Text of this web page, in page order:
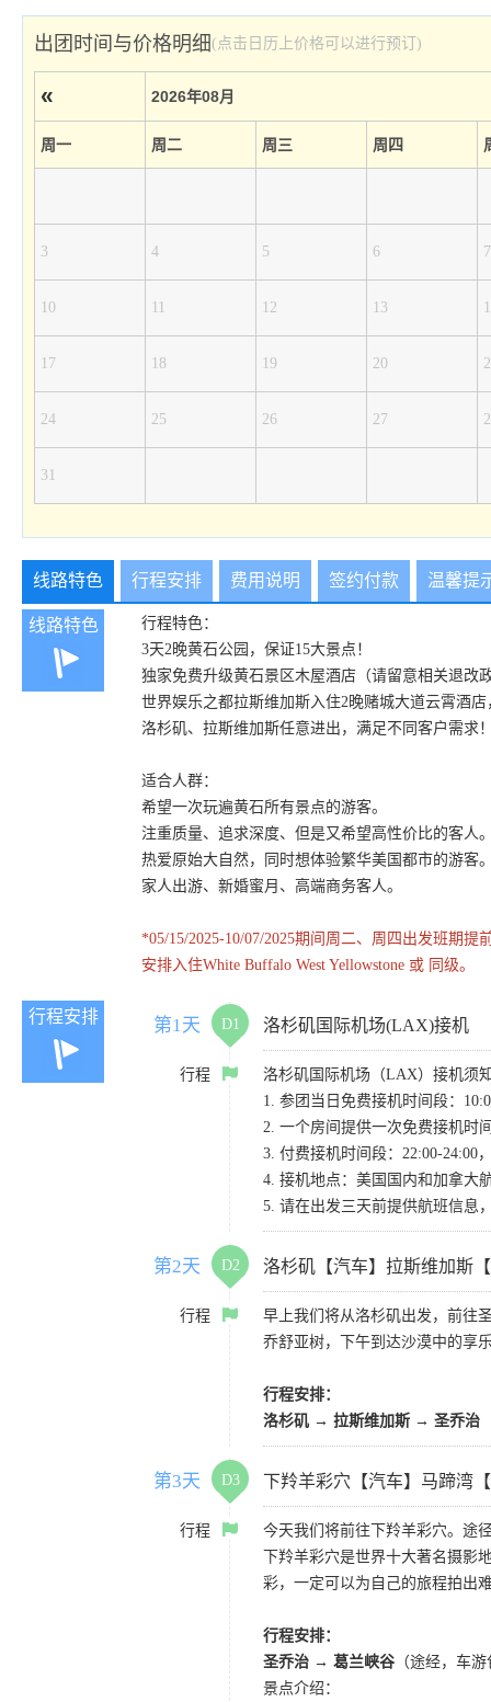
出团时间与价格明细(点击日历上价格可以进行预订)
« 2026年08月
周一 周二 周三 周四
3 4 5 6 7
10 11 12 13
17 18 19 20
24 25 26 27
31
线路特色 行程安排 费用说明 签约付款 温馨提
线路特色
行程特色：
3天2晚黄石公园，保证15大景点！
独家免费升级黄石景区木屋酒店（请留意相关退改
世界娱乐之都拉斯维加斯入住2晚赌城大道云霄酒
洛杉矶、拉斯维加斯任意进出，满足不同客户需求
适合人群：
希望一次玩遍黄石所有景点的游客。
注重质量、追求深度、但是又希望高性价比的客人
热爱原始大自然，同时想体验繁华美国都市的游客
家人出游、新婚蜜月、高端商务客人。
*05/15/2025-10/07/2025期间周二、周四出发班期
安排入住White Buffalo West Yellowstone 或 同级。
行程安排 第1天 D1 洛杉矶国际机场(LAX)接机
行程
洛杉矶国际机场（LAX）接机须
1. 参团当日免费接机时间段：
2. 一个房间提供一次免费接机时
3. 付费接机时间段：22:00-24:00
4. 接机地点：美国国内和加拿大
5. 请在出发三天前提供航班信息
第2天 D2 洛杉矶【汽车】拉斯维加斯
行程
早上我们将从洛杉矶出发，前往
乔舒亚树，下午到达沙漠中的享
行程安排：
洛杉矶 → 拉斯维加斯 → 圣乔治
第3天 D3 下羚羊彩穴【汽车】马蹄湾
行程
今天我们将前往下羚羊彩穴。途
下羚羊彩穴是世界十大著名摄
彩，一定可以为自己的旅程拍出
行程安排：
圣乔治 → 葛兰峡谷 （途经，车
景点介绍：